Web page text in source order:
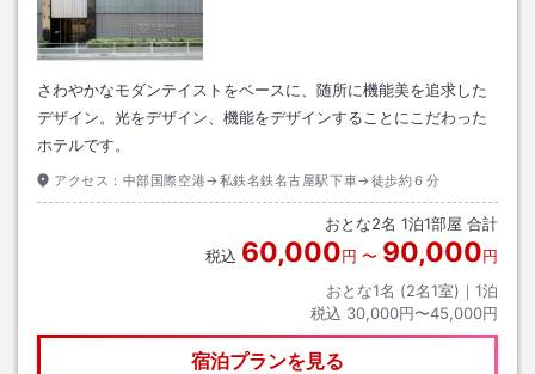
さわやかなモダンテイストをベースに、随所に機能美を追求した
デザイン。光をデザイン、機能をデザインすることにこだわった
ホテルです。
アクセス： 中部国際空港→私鉄名鉄名古屋駅下車→徒歩約６分
おとな2名 1泊1部屋 合計
税込 60,000円 〜 90,000円
おとな1名 (2名1室)｜ 1泊
税込 30,000円〜45,000円
宿泊プランを見る